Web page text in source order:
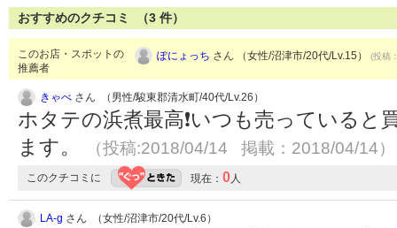
おすすめのクチコミ （3 件）
このお店・スポットの
推薦者
ぽにょっち さん （女性/沼津市/20代/Lv.15） (投稿
きゃべ さん （男性/駿東郡清水町/40代/Lv.26）
ホタテの浜煮最高❗いつも売っている
ます。
（投稿:2018/04/14 掲載：2018/04/14）
このクチコミに 現在： 0人
LA-g さん （女性/沼津市/20代/Lv.6）